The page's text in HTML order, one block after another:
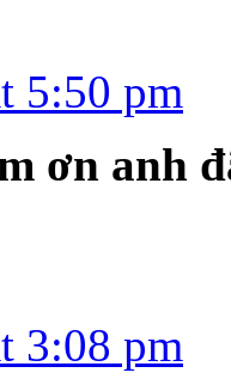
5:50 pm
ơn anh
3:08 pm